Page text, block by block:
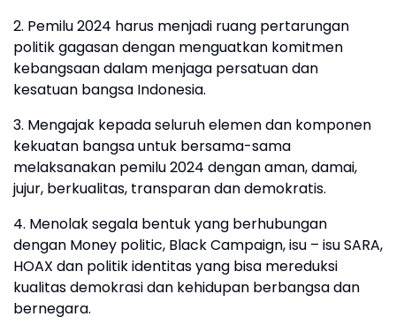
2. Pemilu 2024 harus menjadi ruang pertarungan
politik gagasan dengan menguatkan komitmen
kebangsaan dalam menjaga persatuan dan
kesatuan bangsa Indonesia.
3. Mengajak kepada seluruh elemen dan komponen
kekuatan bangsa untuk bersama-sama
melaksanakan pemilu 2024 dengan aman, damai,
jujur, berkualitas, transparan dan demokratis.
4. Menolak segala bentuk yang berhubungan
dengan Money politic, Black Campaign, isu – isu SARA,
HOAX dan politik identitas yang bisa mereduksi
kualitas demokrasi dan kehidupan berbangsa dan
bernegara.